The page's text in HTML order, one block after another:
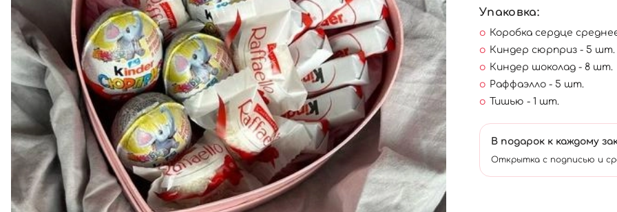
Упаковка:
Коробка сердце
Киндер сюрприз - 5 шт.
Киндер шоколад - 8 шт.
Раффаэлло - 5 шт.
Тишью - 1 шт.
В подарок к каждому
Открытка с подписью и